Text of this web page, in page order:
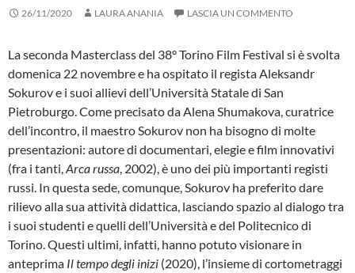
26/11/2020 LAURA ANANIA LASCIA UN COMMENTO
La seconda Masterclass del 38° Torino Film Festival si è svolta
domenica 22 novembre e ha ospitato il regista Aleksandr
Sokurov e i suoi allievi dell’Università Statale di San
Pietroburgo. Come precisato da Alena Shumakova, curatrice
dell’incontro, il maestro Sokurov non ha bisogno di molte
presentazioni: autore di documentari, elegie e film innovativi
(fra i tanti,Arca russa, 2002), è uno dei più importanti registi
russi. In questa sede, comunque, Sokurov ha preferito dare
rilievo alla sua attività didattica, lasciando spazio al dialogo tra
i suoi studenti e quelli dell’Università e del Politecnico di
Torino. Questi ultimi, infatti, hanno potuto visionare in
anteprima Il tempo degli inizi (2020), l’insieme di cortometraggi